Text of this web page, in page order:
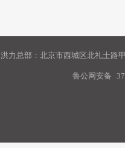
洪力总部：北京市西城区北礼士路
鲁公网安备